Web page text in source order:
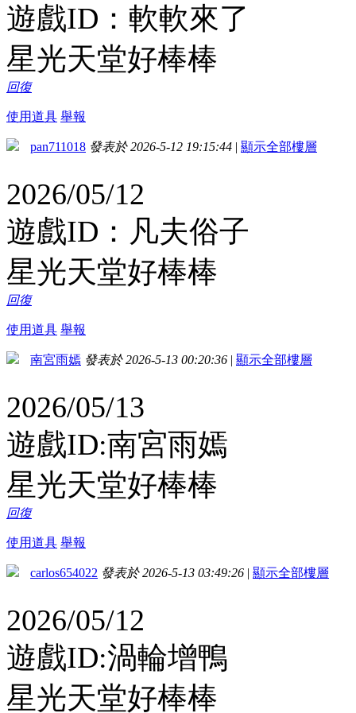
遊戲ID：軟軟來了
星光天堂好棒棒
回復
使用道具 舉報
pan711018 發表於 2026-5-12 19:15:44 | 顯示全部樓層
2026/05/12
遊戲ID：凡夫俗子
星光天堂好棒棒
回復
使用道具 舉報
南宮雨嫣 發表於 2026-5-13 00:20:36 | 顯示全部樓層
2026/05/13
遊戲ID:南宮雨嫣
星光天堂好棒棒
回復
使用道具 舉報
carlos654022 發表於 2026-5-13 03:49:26 | 顯示全部樓層
2026/05/12
遊戲ID:渦輪增鴨
星光天堂好棒棒